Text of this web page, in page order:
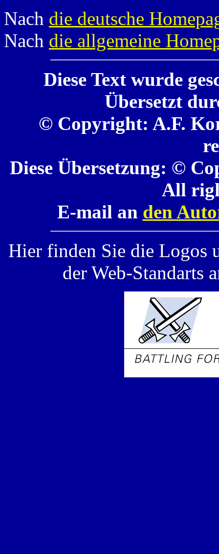
Nach die deutsche
Nach die allgemeine
Diese Text wurde
Übersetzt
© Copyright: A.F.
Diese Übersetzung: ©
All
E-mail an den
Hier finden Sie die Logos
der Web-Standarts